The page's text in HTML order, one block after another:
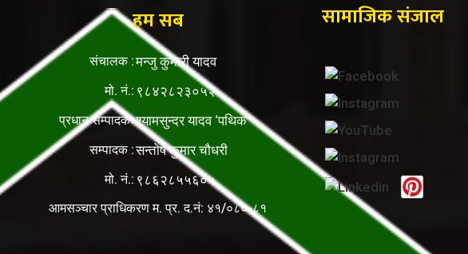
हम सब
संचालक :मन्जु कुमारी यादव
मो. नं.: ९८४२८२३०५२
प्रधान सम्पादकःश्यामसुन्दर यादव ‘पथिक’
सम्पादक :सन्तोष कुमार चौधरी
मो. नं.: ९८६२८५५६०५
आमसञ्चार प्राधिकरण म. प्र. द.नं: ४१/०८०-८१
सामाजिक संजाल